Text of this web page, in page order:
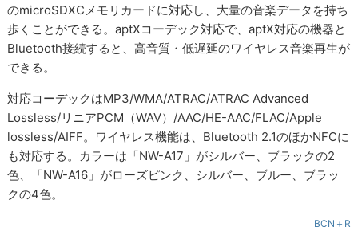
のmicroSDXCメモリカードに対応し、大量の音楽データを持ち
歩くことができる。aptXコーデック対応で、aptX対応の機器と
Bluetooth接続すると、高音質・低遅延のワイヤレス音楽再生が
できる。
対応コーデックはMP3/WMA/ATRAC/ATRAC Advanced
Lossless/リニアPCM（WAV）/AAC/HE-AAC/FLAC/Apple
lossless/AIFF。ワイヤレス機能は、Bluetooth 2.1のほかNFCに
も対応する。カラーは「NW-A17」がシルバー、ブラックの2
色、「NW-A16」がローズピンク、シルバー、ブルー、ブラッ
クの4色。
BCN＋R